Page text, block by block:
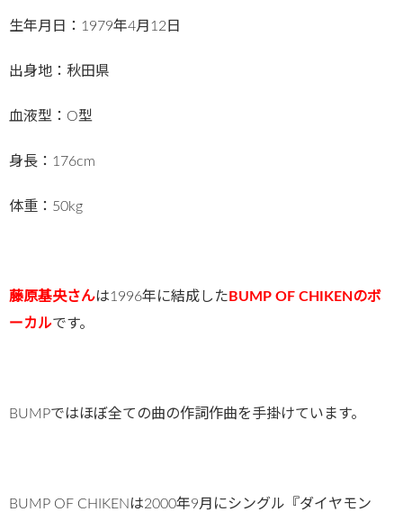
生年月日：1979年4月12日
出身地：秋田県
血液型：O型
身長：176cm
体重：50kg
藤原基央さんは1996年に結成した BUMP OF CHIKENのボ
ーカルです。
BUMPではほぼ全ての曲の作詞作曲を手掛けています。
BUMP OF CHIKENは2000年9月にシングル『ダイヤモン